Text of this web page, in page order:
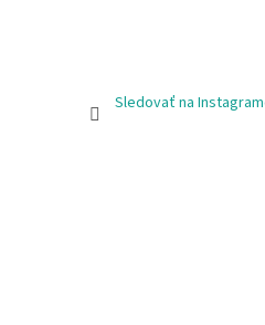
Sledovať na